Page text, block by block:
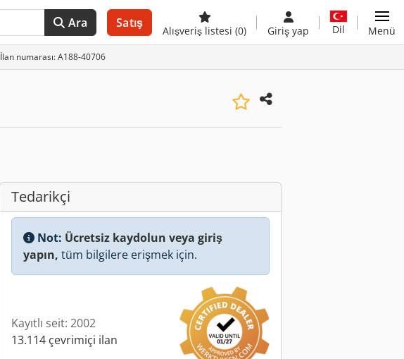
Ara Satış
Alışveriş listesi (0) Giriş yap Dil Menü
İlan numarası: A188-40706
Tedarikçi
Not: Ücretsiz kaydolun veya giriş
yapın, tüm bilgilere erişmek için.
Kayıtlı seit: 2002
13.114 çevrimiçi ilan